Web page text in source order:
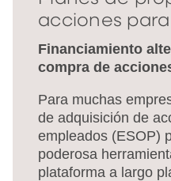
acciones
Financiamiento
compra de
Para muchas
de adquisición de
empleados (ESOP)
poderosa
plataforma a largo